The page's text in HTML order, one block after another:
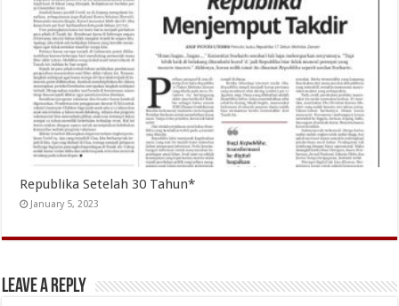
Republika Setelah 30 Tahun*
January 5, 2023
Leave a Reply